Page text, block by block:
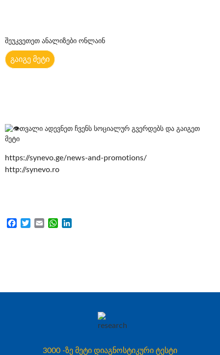
შეუკვეთეთ ანალიზები ონლაინ
გაიგე მეტი
თვალი ადევნეთ ჩვენს სოციალურ გვერდებს და გაიგეთ
მეტი
https://synevo.ge/news-and-promotions/
http://synevo.ro
FacebookTwitter
Email WhatsApp
3000 -ზე მეტი დიაგნოსტიკური ტესტი